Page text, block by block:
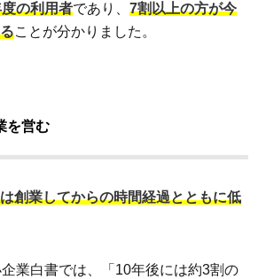
の利用者であり、 7割以上の方が今
ことが分かりました。
を営む
創業してからの時間経過とともに低
業白書では、「10年後には約3割の